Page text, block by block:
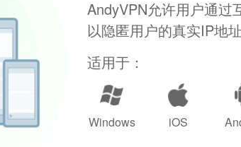
AndyVPN允许用户通过
以隐匿用户的真实IP地
适用于：
Windows iOS